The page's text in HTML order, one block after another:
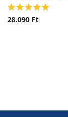
28.090 Ft